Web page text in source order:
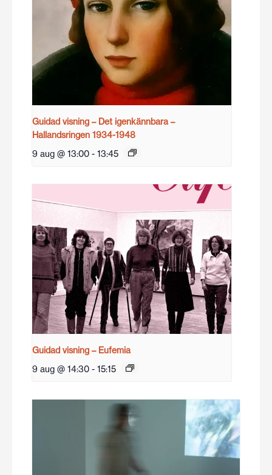
Guidad visning – Det igenkännbara –
Hallandsringen 1934-1948
9 aug @ 13:00 - 13:45
Guidad visning – Eufemia
9 aug @ 14:30 - 15:15